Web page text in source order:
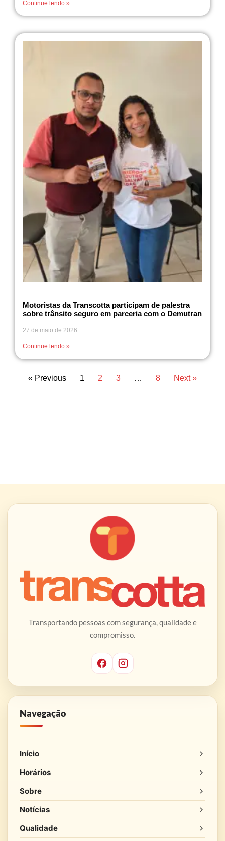
Continue lendo »
Motoristas da Transcotta participam de palestra
sobre trânsito seguro em parceria com o Demutran
27 de maio de 2026
Continue lendo »
« Previous 1 2 3 … 8 Next »
Transportando pessoas com segurança, qualidade e
compromisso.
Navegação
Início
Horários
Sobre
Notícias
Qualidade